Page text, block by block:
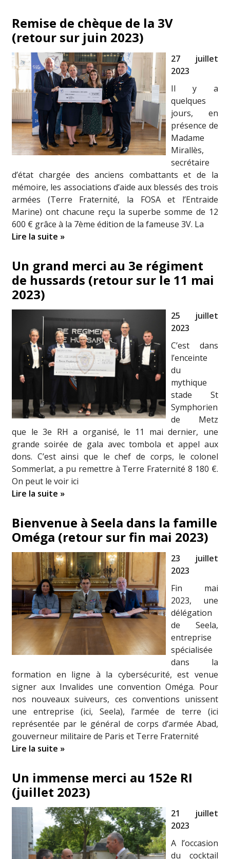
Remise de chèque de la 3V
(retour sur juin 2023)
27 juillet
2023
Il y a
quelques
jours, en
présence de
Madame
Mirallès,
secrétaire
d’état chargée des anciens combattants et de la
mémoire, les associations d’aide aux blessés des trois
armées (Terre Fraternité, la FOSA et l’Entraide
Marine) ont chacune reçu la superbe somme de 12
600 € grâce à la 7ème édition de la fameuse 3V. La
Lire la suite »
Un grand merci au 3e régiment
de hussards (retour sur le 11 mai
2023)
25 juillet
2023
C’est dans
l’enceinte
du
mythique
stade St
Symphorien
de Metz
que le 3e RH a organisé, le 11 mai dernier, une
grande soirée de gala avec tombola et appel aux
dons. C’est ainsi que le chef de corps, le colonel
Sommerlat, a pu remettre à Terre Fraternité 8 180 €.
On peut le voir ici
Lire la suite »
Bienvenue à Seela dans la famille
Oméga (retour sur fin mai 2023)
23 juillet
2023
Fin mai
2023, une
délégation
de Seela,
entreprise
spécialisée
dans la
formation en ligne à la cybersécurité, est venue
signer aux Invalides une convention Oméga. Pour
nos nouveaux suiveurs, ces conventions unissent
une entreprise (ici, Seela), l’armée de terre (ici
représentée par le général de corps d’armée Abad,
gouverneur militaire de Paris et Terre Fraternité
Lire la suite »
Un immense merci au 152e RI
(juillet 2023)
21 juillet
2023
A l’occasion
du cocktail